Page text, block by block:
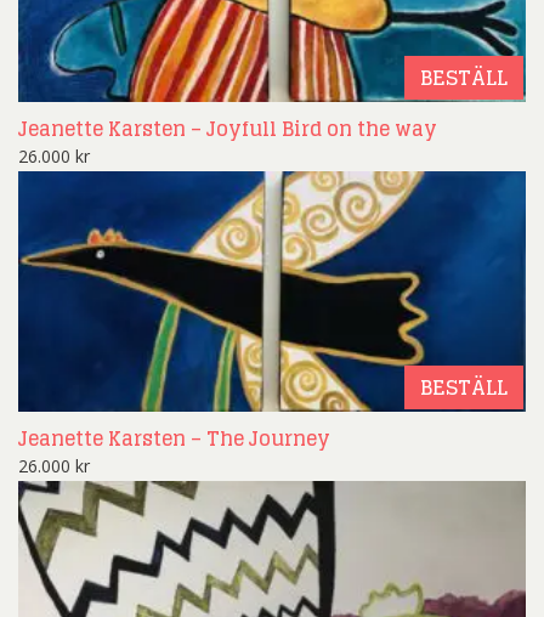
BESTÄLL
Jeanette Karsten – Joyfull Bird on the way
26.000 kr
BESTÄLL
Jeanette Karsten – The Journey
26.000 kr